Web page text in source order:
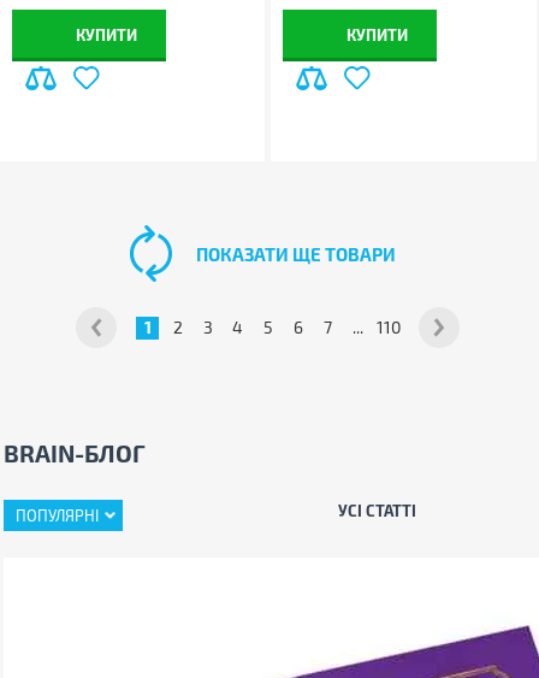
КУПИТИ КУПИТИ
1 2 3 4 5 6 7 ... 110
ПОКАЗАТИ ЩЕ ТОВАРИ
BRAIN-БЛОГ
ПОПУЛЯРНІ УСІ СТАТТІ